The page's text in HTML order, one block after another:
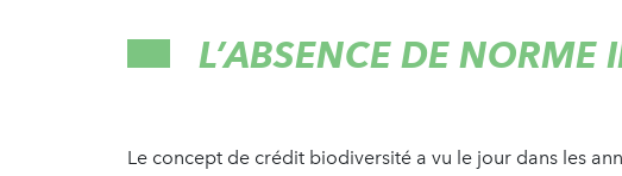
L’ABSENCE DE NORME
Le concept de crédit biodiversité a vu le jour dans les